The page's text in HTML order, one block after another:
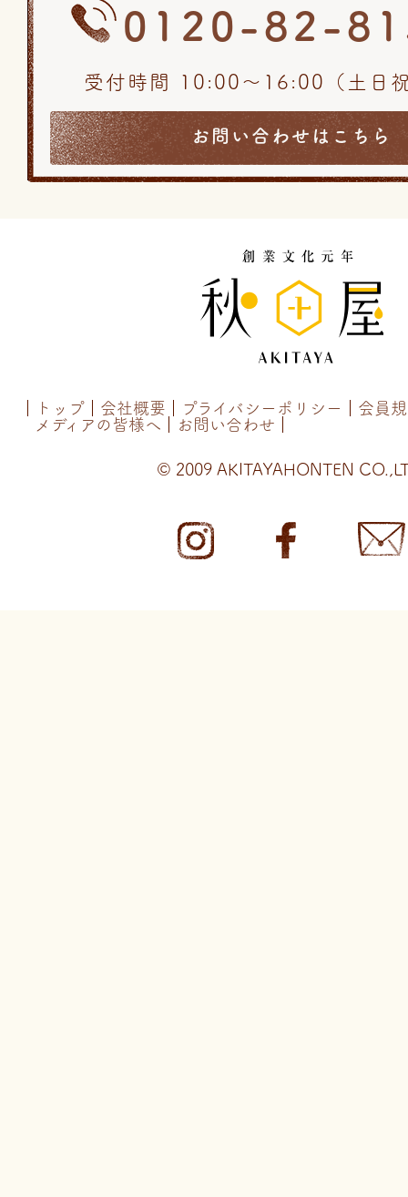
0120-82-
受付時間 10:00〜16:00（土日
お問い合わせはこちら
トップ 会社概要 プライバシーポリシー
会員
メディアの皆様へ
お問い合わせ
© 2009 AKITAYAHONTEN